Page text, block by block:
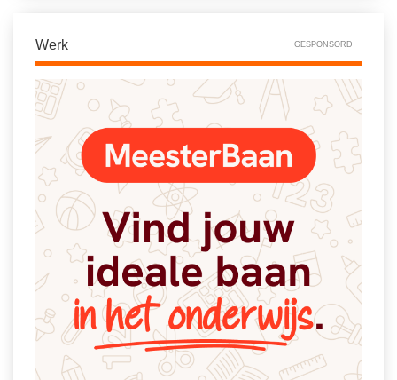
Werk GESPONSORD